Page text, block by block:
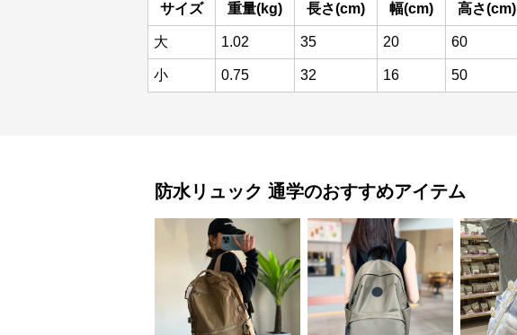
サイズ 重量(kg) 長さ(cm) 幅(cm) 高さ(cm)
大 1.02 35 20 60
小 0.75 32 16 50
防水リュック 通学のおすすめアイテム